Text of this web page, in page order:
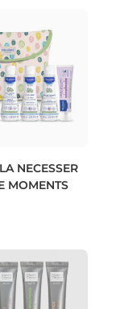
NECESSER
MOMENTS